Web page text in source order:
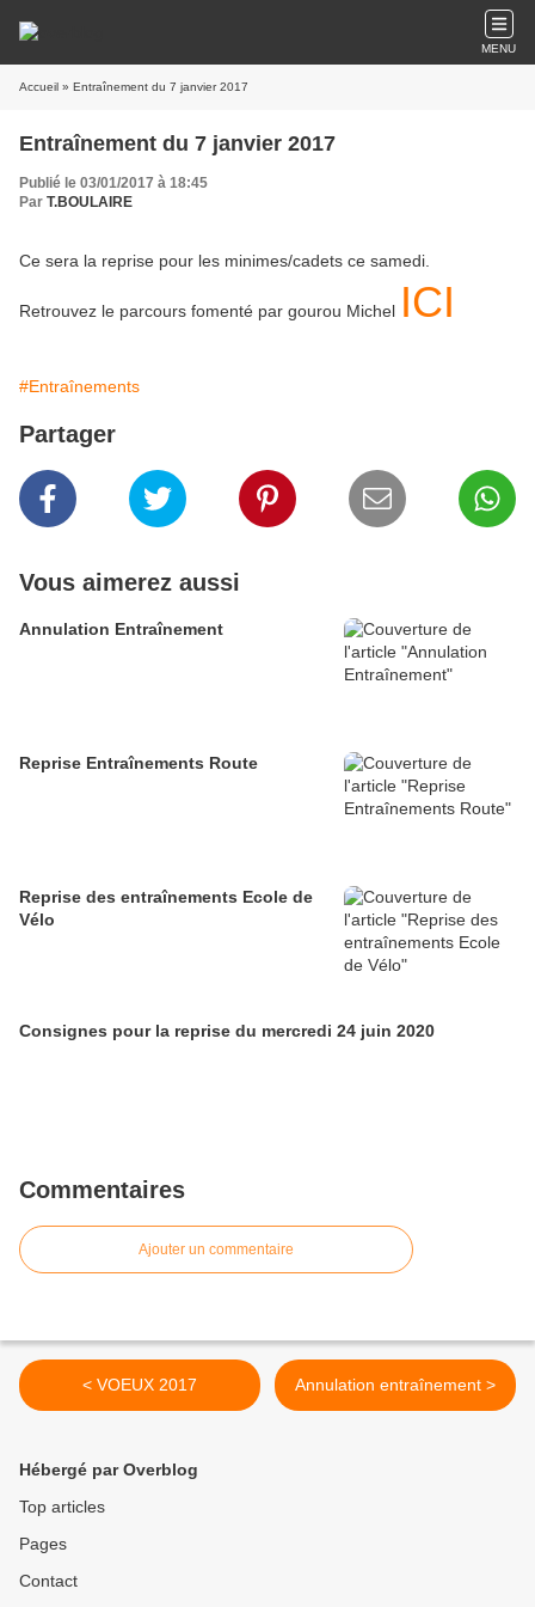
MENU
Accueil » Entraînement du 7 janvier 2017
Entraînement du 7 janvier 2017
Publié le 03/01/2017 à 18:45
Par T.BOULAIRE
Ce sera la reprise pour les minimes/cadets ce samedi.
Retrouvez le parcours fomenté par gourou Michel ICI
#Entraînements
Partager
Vous aimerez aussi
Annulation Entraînement
Reprise Entraînements Route
Reprise des entraînements Ecole de
Vélo
Consignes pour la reprise du mercredi 24 juin 2020
Commentaires
Ajouter un commentaire
< VOEUX 2017 Annulation entraînement >
Hébergé par Overblog
Top articles
Pages
Contact